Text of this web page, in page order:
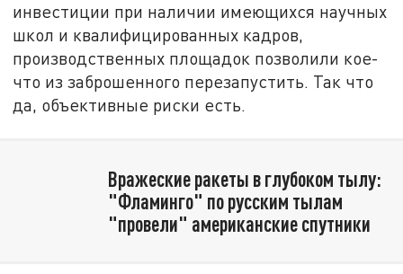
инвестиции при наличии имеющихся научных
школ и квалифицированных кадров,
производственных площадок позволили кое-
что из заброшенного перезапустить. Так что
да, объективные риски есть.
Вражеские ракеты в глубоком тылу:
"Фламинго" по русским тылам
"провели" американские спутники